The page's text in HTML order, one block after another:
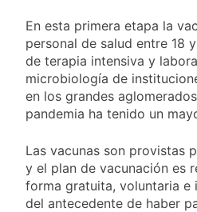
En esta primera etapa la
personal de salud entre 18
de terapia intensiva y
microbiología de
en los grandes
pandemia ha tenido un
Las vacunas son provistas
y el plan de vacunación es
forma gratuita, voluntaria e
del antecedente de haber